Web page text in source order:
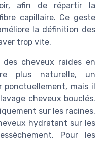
afin de répartir la
capillaire. Ce geste
la définition des
trop vite.
cheveux raides en
plus naturelle, un
ponctuellement, mais il
cheveux bouclés.
sur les racines,
hydratant sur les
Pour les